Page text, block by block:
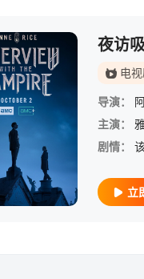
山姆·洛克威尔 蕾蓓尔·威
夜访
电
导演：
主演：
剧情：
立